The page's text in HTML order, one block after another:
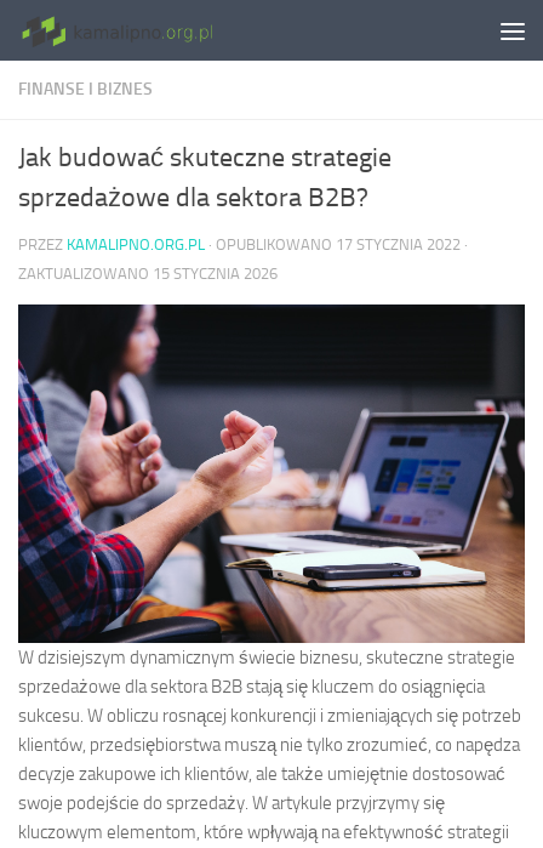
Skip to content
FINANSE I BIZNES
Jak budować skuteczne strategie
sprzedażowe dla sektora B2B?
PRZEZ KAMALIPNO.ORG.PL · OPUBLIKOWANO 17 STYCZNIA 2022 ·
ZAKTUALIZOWANO 15 STYCZNIA 2026
W dzisiejszym dynamicznym świecie biznesu, skuteczne strategie
sprzedażowe dla sektora B2B stają się kluczem do osiągnięcia
sukcesu. W obliczu rosnącej konkurencji i zmieniających się potrzeb
klientów, przedsiębiorstwa muszą nie tylko zrozumieć, co napędza
decyzje zakupowe ich klientów, ale także umiejętnie dostosować
swoje podejście do sprzedaży. W artykule przyjrzymy się
kluczowym elementom, które wpływają na efektywność strategii